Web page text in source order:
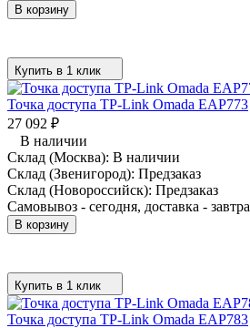
В корзину
Купить в 1 клик
Точка доступа TP-Link Omada EAP773
27 092 ₽
В наличии
Склад (Москва): В наличии
Склад (Звенигород): Предзаказ
Склад (Новороссийск): Предзаказ
Самовывоз - сегодня, доставка - завтра
В корзину
Купить в 1 клик
Точка доступа TP-Link Omada EAP783